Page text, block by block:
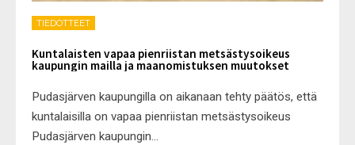
TIEDOTTEET
Kuntalaisten vapaa pienriistan metsästysoikeus
kaupungin mailla ja maanomistuksen muutokset
Pudasjärven kaupungilla on aikanaan tehty päätös, että
kuntalaisilla on vapaa pienriistan metsästysoikeus
Pudasjärven kaupungin...